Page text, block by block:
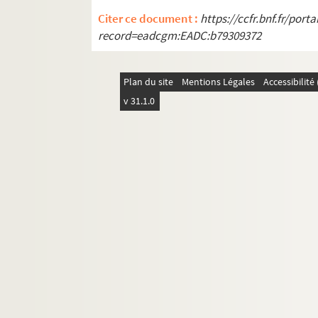
Citer ce document : https://ccfr.bnf.fr/
record=eadcgm:EADC:b79309372
Plan du site Mentions Légales
v 31.1.0